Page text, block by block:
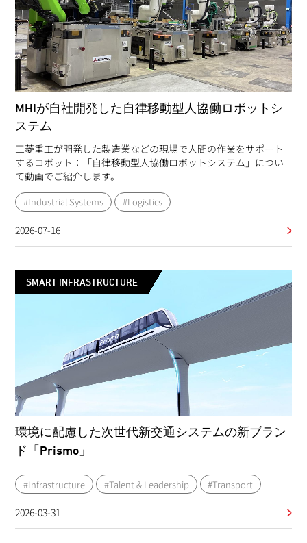
MHIが自社開発した自律移動型人協働ロボットシ
ステム
三菱重工が開発した製造業などの現場で人間の作業をサポート
するコボット：「自律移動型人協働ロボットシステム」につい
て動画でご紹介します。
#Industrial Systems #Logistics
2026-07-16
SMART INFRASTRUCTURE
環境に配慮した次世代新交通システムの新ブラン
ド「Prismo」
#Infrastructure #Talent & Leadership #Transport
2026-03-31